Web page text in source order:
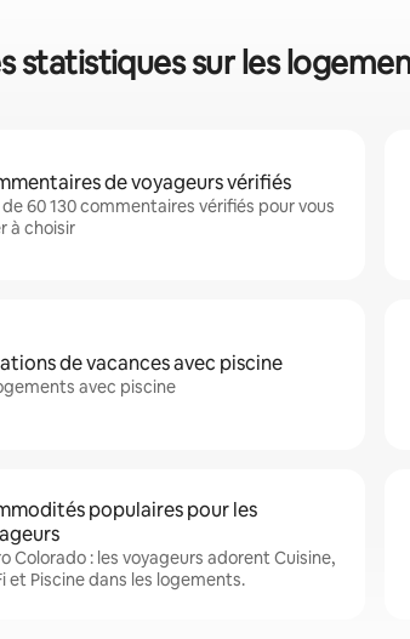
statistiques sur les
de voyageurs vérifiés
de 60 130 commentaires vérifiés pour vous
à choisir
de vacances avec piscine
avec piscine
populaires pour les
Colorado : les voyageurs adorent Cuisine,
et Piscine dans les logements.